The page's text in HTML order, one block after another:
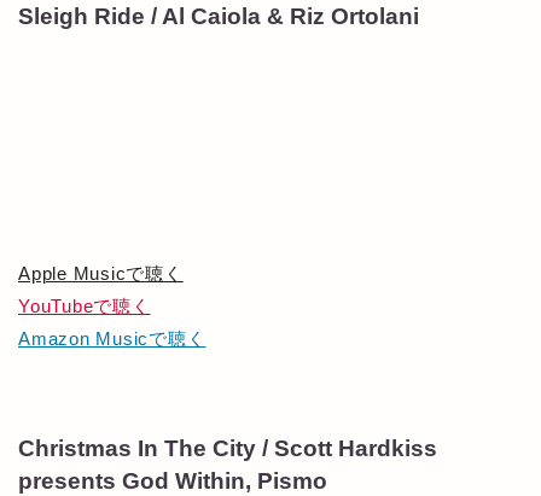
Sleigh Ride / Al Caiola & Riz Ortolani
Apple Musicで聴く
YouTubeで聴く
Amazon Musicで聴く
Christmas In The City / Scott Hardkiss
presents God Within, Pismo